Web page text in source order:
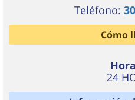
Teléfono:
Cómo
24